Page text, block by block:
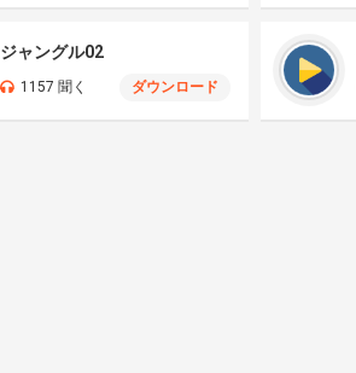
ジャングル02
1157 聞く ダウンロード